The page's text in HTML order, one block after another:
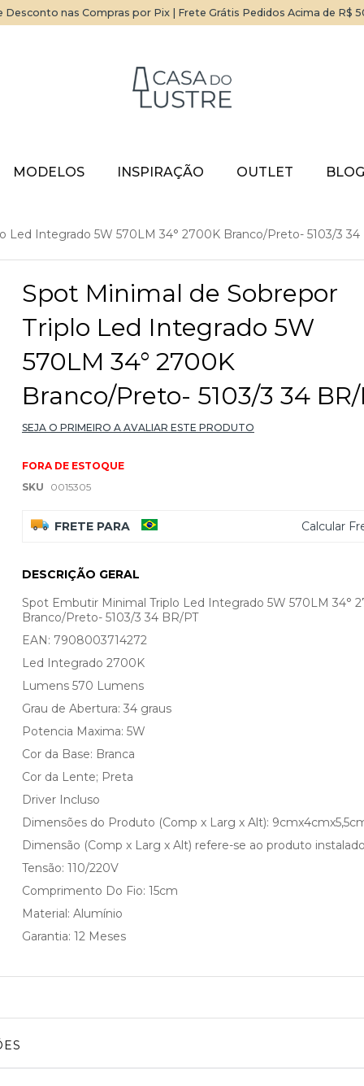
Desconto nas Compras por Pix | Frete Grátis Pedidos Acima de R$
MODELOS INSPIRAÇÃO OUTLET BLOG
Led Integrado 5W 570LM 34° 2700K Branco/Preto- 5103/3 34
Spot Minimal de Sobrepor
Triplo Led Integrado 5W
570LM 34° 2700K
Branco/Preto- 5103/3 34
SEJA O PRIMEIRO A AVALIAR ESTE PRODUTO
FORA DE ESTOQUE
SKU
0015305
FRETE PARA Calcular
DESCRIÇÃO GERAL
Spot Embutir Minimal Triplo Led Integrado 5W 570LM 34°
Branco/Preto- 5103/3 34 BR/PT
EAN: 7908003714272
Led Integrado 2700K
Lumens 570 Lumens
Grau de Abertura: 34 graus
Potencia Maxima: 5W
Cor da Base: Branca
Cor da Lente; Preta
Driver Incluso
Dimensões do Produto (Comp x Larg x Alt):
Dimensão (Comp x Larg x Alt) refere-se ao produto
Tensão: 110/220V
Comprimento Do Fio: 15cm
Material: Alumínio
Garantia: 12 Meses